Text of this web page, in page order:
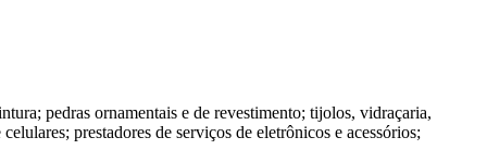
pedras ornamentais e de revestimento; tijolos, vidraçaria,
prestadores de serviços de eletrônicos e acessórios;